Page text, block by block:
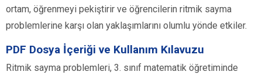
ortam, öğrenmeyi pekiştirir ve öğrencilerin ritmik sayma
problemlerine karşı olan yaklaşımlarını olumlu yönde etkiler.
PDF Dosya İçeriği ve Kullanım Kılavuzu
Ritmik sayma problemleri, 3. sınıf matematik öğretiminde